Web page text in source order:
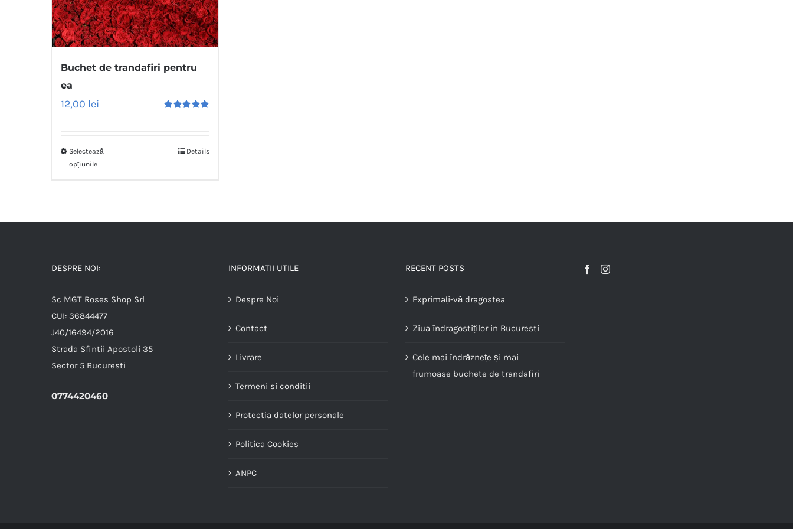
Buchet de trandafiri pentru
ea
12,00 lei
Selectează
opțiunile
Details
DESPRE NOI:
Sc MGT Roses Shop Srl
CUI: 36844477
J40/16494/2016
Strada Sfintii Apostoli 35
Sector 5 Bucuresti
0774420460
INFORMATII UTILE
Despre Noi
Contact
Livrare
Termeni si conditii
Protectia datelor personale
Politica Cookies
ANPC
RECENT POSTS
Exprimați-vă dragostea
Ziua îndragostiților in Bucuresti
Cele mai îndrăznețe și mai
frumoase buchete de trandafiri